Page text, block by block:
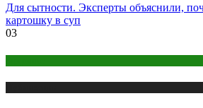
Для сытности. Эксперты объяснили,
картошку в суп
03